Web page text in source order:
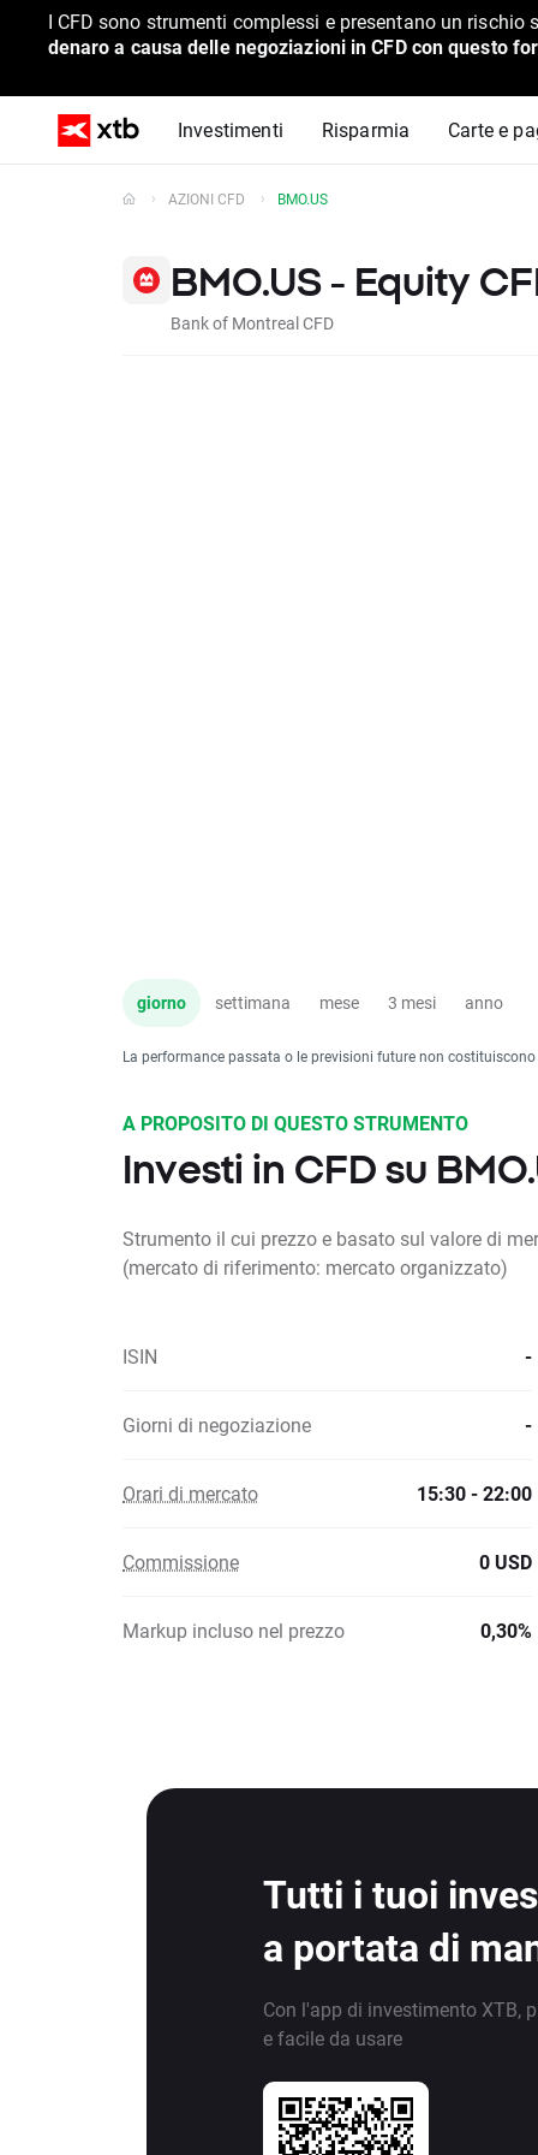
I CFD sono strumenti complessi e presentano un
denaro a causa delle negoziazioni in CFD con questo
Investimenti Risparmia Carte e
AZIONI CFD BMO.US
BMO.US - Equity
Bank of Montreal CFD
giorno settimana mese 3 mesi anno
La performance passata o le previsioni future non
A PROPOSITO DI QUESTO STRUMENTO
Investi in CFD su
Strumento il cui prezzo e basato sul valore di
(mercato di riferimento: mercato organizzato)
ISIN -
Giorni di negoziazione -
Orari di mercato 15:30 - 22:00
Commissione 0 USD
Markup incluso nel prezzo 0,30%
Tutti i tuoi
a portata di
Con l'app di investimento XTB,
e facile da usare